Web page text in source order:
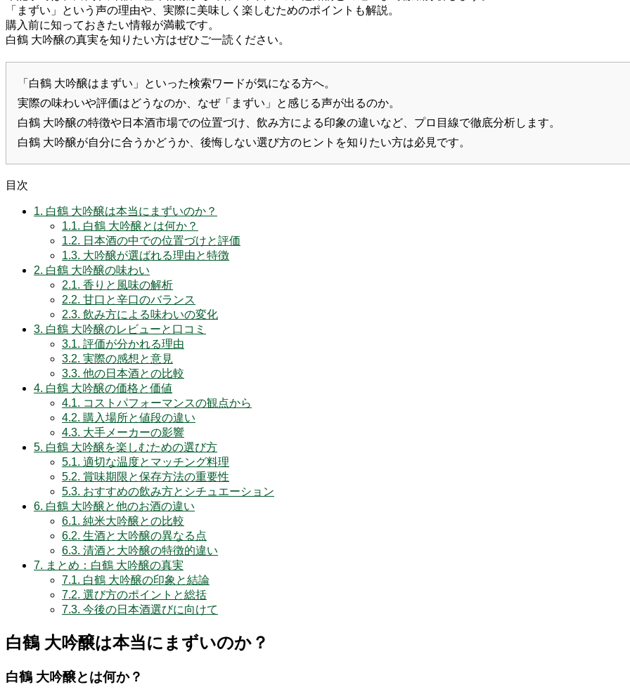
「まずい」という声の理由や、実際に美味しく楽しむためのポイントも解説。
購入前に知っておきたい情報が満載です。
白鶴 大吟醸の真実を知りたい方はぜひご一読ください。
「白鶴 大吟醸はまずい」といった検索ワードが気になる方へ。
実際の味わいや評価はどうなのか、なぜ「まずい」と感じる声が出るのか。
白鶴 大吟醸の特徴や日本酒市場での位置づけ、飲み方による印象の違いなど、プロ目線で徹底分析します。
白鶴 大吟醸が自分に合うかどうか、後悔しない選び方のヒントを知りたい方は必見です。
目次
1. 白鶴 大吟醸は本当にまずいのか？
1.1. 白鶴 大吟醸とは何か？
1.2. 日本酒の中での位置づけと評価
1.3. 大吟醸が選ばれる理由と特徴
2. 白鶴 大吟醸の味わい
2.1. 香りと風味の解析
2.2. 甘口と辛口のバランス
2.3. 飲み方による味わいの変化
3. 白鶴 大吟醸のレビューと口コミ
3.1. 評価が分かれる理由
3.2. 実際の感想と意見
3.3. 他の日本酒との比較
4. 白鶴 大吟醸の価格と価値
4.1. コストパフォーマンスの観点から
4.2. 購入場所と値段の違い
4.3. 大手メーカーの影響
5. 白鶴 大吟醸を楽しむための選び方
5.1. 適切な温度とマッチング料理
5.2. 賞味期限と保存方法の重要性
5.3. おすすめの飲み方とシチュエーション
6. 白鶴 大吟醸と他のお酒の違い
6.1. 純米大吟醸との比較
6.2. 生酒と大吟醸の異なる点
6.3. 清酒と大吟醸の特徴的違い
7. まとめ：白鶴 大吟醸の真実
7.1. 白鶴 大吟醸の印象と結論
7.2. 選び方のポイントと総括
7.3. 今後の日本酒選びに向けて
白鶴 大吟醸は本当にまずいのか？
白鶴 大吟醸とは何か？